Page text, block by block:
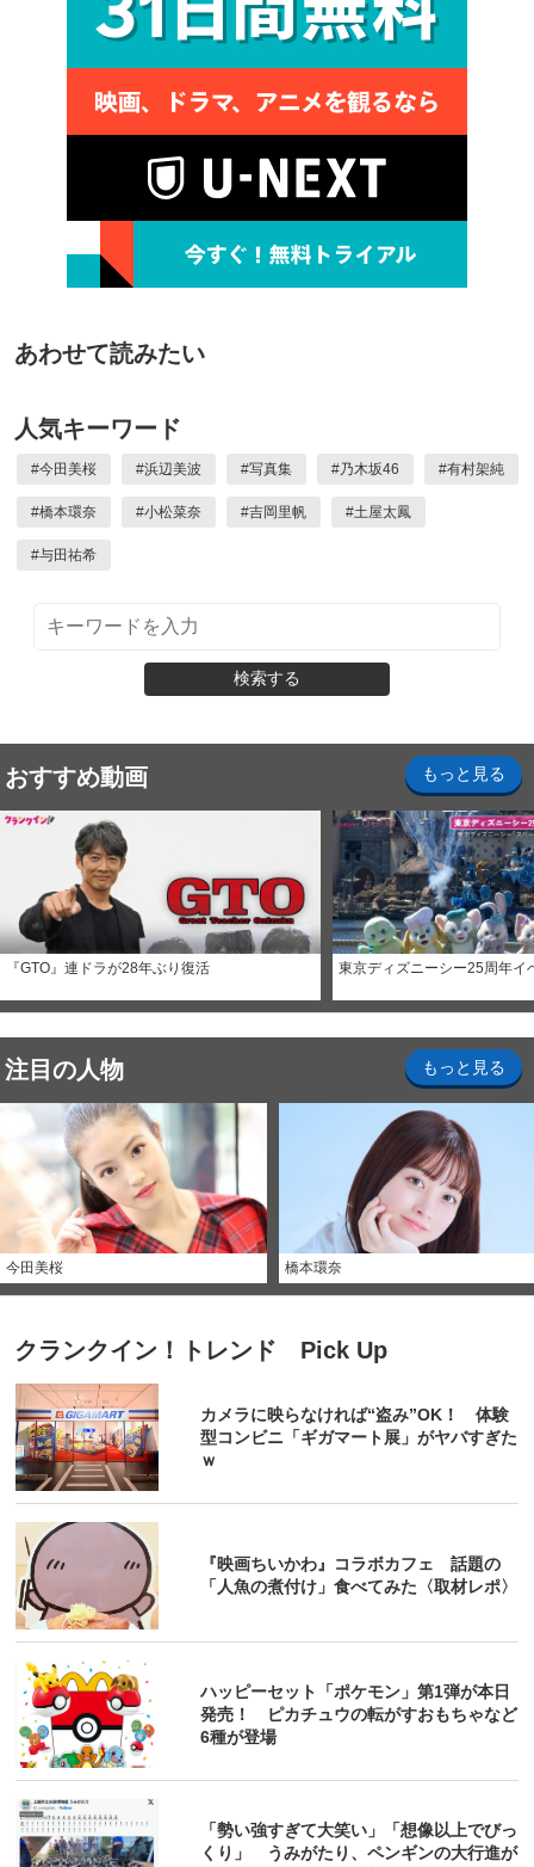
あわせて読みたい
人気キーワード
#今田美桜 #浜辺美波 #写真集 #乃木坂46 #有村架純
#橋本環奈 #小松菜奈 #吉岡里帆 #土屋太鳳
#与田祐希
検索する
おすすめ動画 もっと見る
『GTO』連ドラが28年ぶり復活 東京ディズニーシー25周年イ
注目の人物 もっと見る
今田美桜 橋本環奈
クランクイン！トレンド Pick Up
カメラに映らなければ“盗み”OK！ 体験
型コンビニ「ギガマート展」がヤバすぎた
ｗ
『映画ちいかわ』コラボカフェ 話題の
「人魚の煮付け」食べてみた〈取材レポ〉
ハッピーセット「ポケモン」第1弾が本日
発売！ ピカチュウの転がすおもちゃなど
6種が登場
「勢い強すぎて大笑い」「想像以上でびっ
くり」 うみがたり、ペンギンの大行進が